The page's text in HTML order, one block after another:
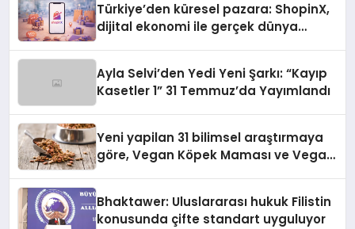
Türkiye’den küresel pazara: ShopinX,
dijital ekonomi ile gerçek dünya
Ayla Selvi’den Yedi Yeni Şarkı: “Kayıp
Kasetler 1” 31 Temmuz’da Yayımlandı
Yeni yapilan 31 bilimsel araştırmaya
göre, Vegan Köpek Maması ve Vegan
Bhaktawer: Uluslararası hukuk Filistin
konusunda çifte standart uyguluyor